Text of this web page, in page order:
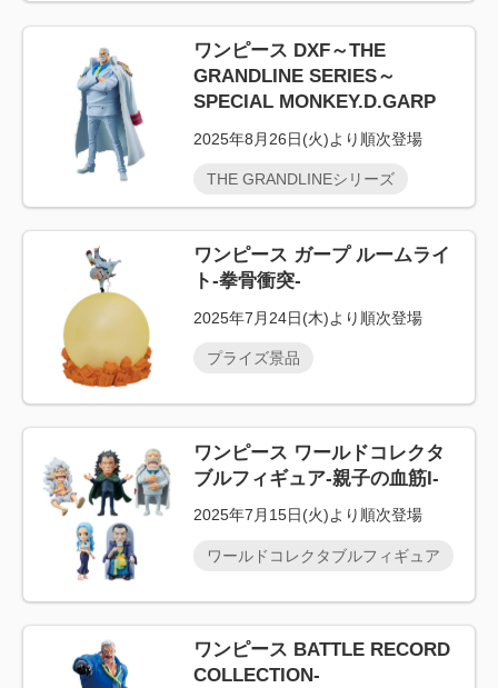
ワンピース DXF～THE
GRANDLINE SERIES～
SPECIAL MONKEY.D.GARP
2025年8月26日(火)より順次登場
THE GRANDLINEシリーズ
ワンピース ガープ ルームライ
ト-拳骨衝突-
2025年7月24日(木)より順次登場
プライズ景品
ワンピース ワールドコレクタ
ブルフィギュア-親子の血筋I-
2025年7月15日(火)より順次登場
ワールドコレクタブルフィギュア
ワンピース BATTLE RECORD
COLLECTION-